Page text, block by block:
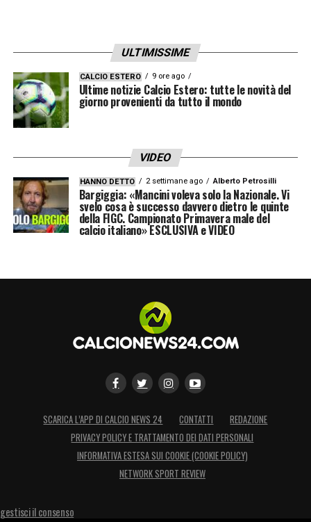
numero 20. Benvenuto, Renato!».
LA PLAYLIST DELLE NOSTRE TOP NEWS
ULTIMISSIME
CALCIO ESTERO 9 ore ago
Ultime notizie Calcio Estero: tutte le novità del
giorno provenienti da tutto il mondo
VIDEO
HANNO DETTO 2 settimane ago Alberto Petrosilli
Bargiggia: «Mancini voleva solo la Nazionale. Vi
svelo cosa è successo davvero dietro le quinte
della FIGC. Campionato Primavera male del
calcio italiano» ESCLUSIVA e VIDEO
SCARICA L’APP DI CALCIO NEWS 24 CONTATTI
REDAZIONE
PRIVACY POLICY E TRATTAMENTO DEI DATI PERSONALI
INFORMATIVA ESTESA SUI COOKIE (COOKIE POLICY)
NETWORK SPORT REVIEW
gestisci il consenso